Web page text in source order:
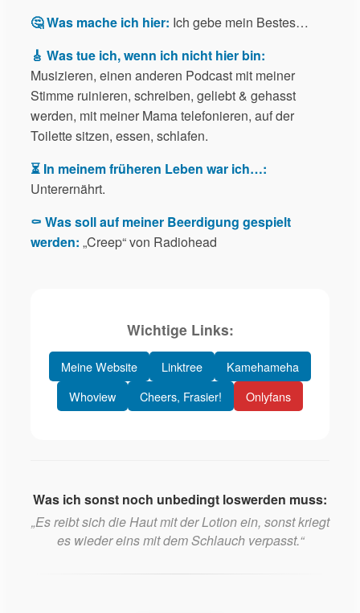
🤔 Was mache ich hier: Ich gebe mein Bestes…
🎸 Was tue ich, wenn ich nicht hier bin:
Musizieren, einen anderen Podcast mit meiner
Stimme ruinieren, schreiben, geliebt & gehasst
werden, mit meiner Mama telefonieren, auf der
Toilette sitzen, essen, schlafen.
⏳ In meinem früheren Leben war ich…:
Unterernährt.
⚰️ Was soll auf meiner Beerdigung gespielt
werden: „Creep“ von Radiohead
Wichtige Links:
Meine Website Linktree
Kamehameha
Whoview
Cheers, Frasier! Onlyfans
Was ich sonst noch unbedingt loswerden muss:
„Es reibt sich die Haut mit der Lotion ein, sonst kriegt
es wieder eins mit dem Schlauch verpasst.“